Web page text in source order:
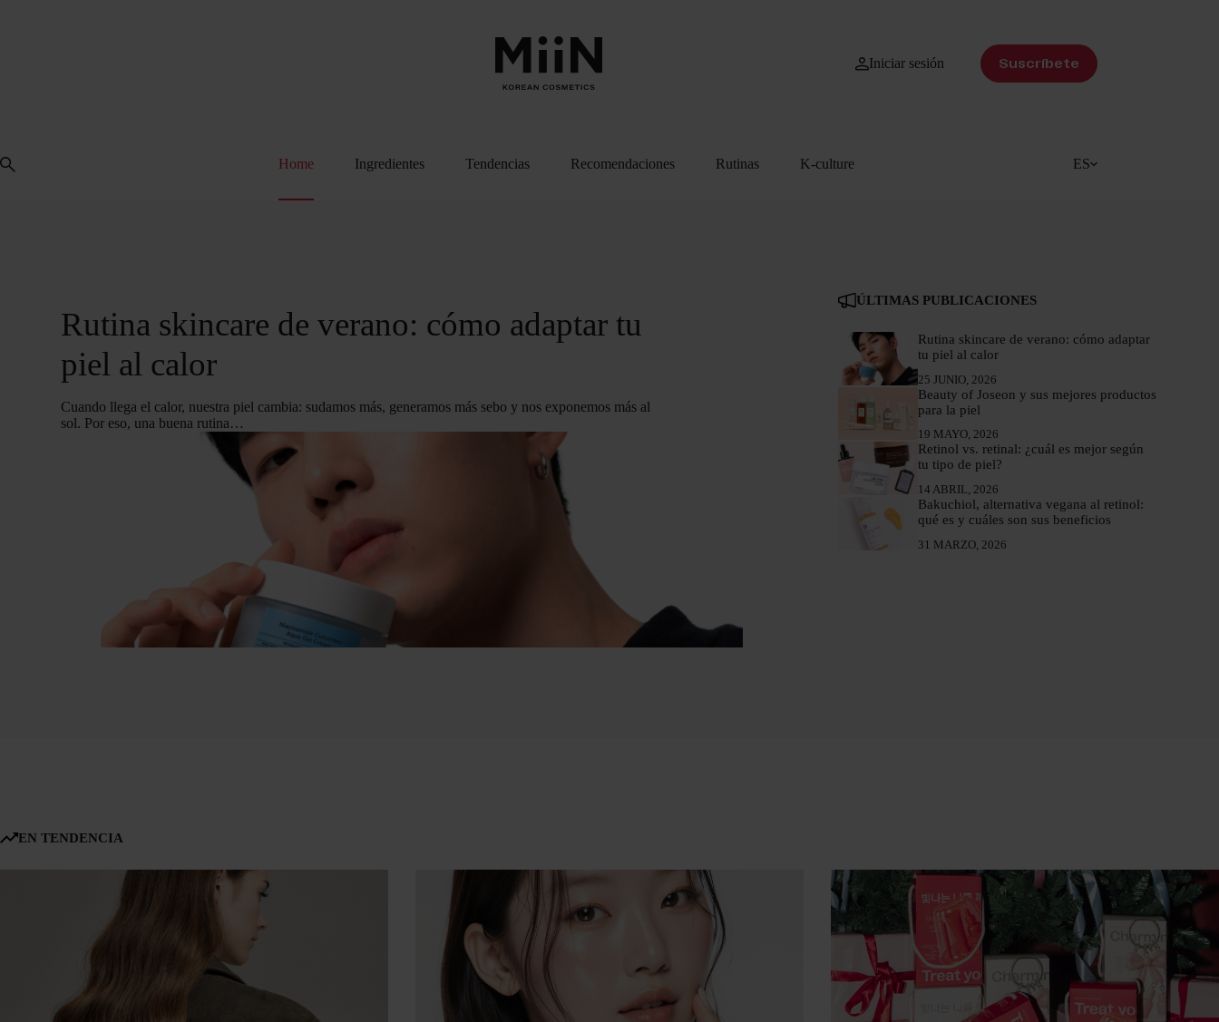
Iniciar sesión
Suscríbete
Home Ingredientes Tendencias Recomendaciones Rutinas K-culture ES
Rutina skincare de verano: cómo adaptar tu
piel al calor
Cuando llega el calor, nuestra piel cambia: sudamos más, generamos más sebo y nos exponemos más al
sol. Por eso, una buena rutina…
ÚLTIMAS PUBLICACIONES
Rutina skincare de verano: cómo adaptar
tu piel al calor
25 JUNIO, 2026
Beauty of Joseon y sus mejores productos
para la piel
19 MAYO, 2026
Retinol vs. retinal: ¿cuál es mejor según
tu tipo de piel?
14 ABRIL, 2026
Bakuchiol, alternativa vegana al retinol:
qué es y cuáles son sus beneficios
31 MARZO, 2026
EN TENDENCIA